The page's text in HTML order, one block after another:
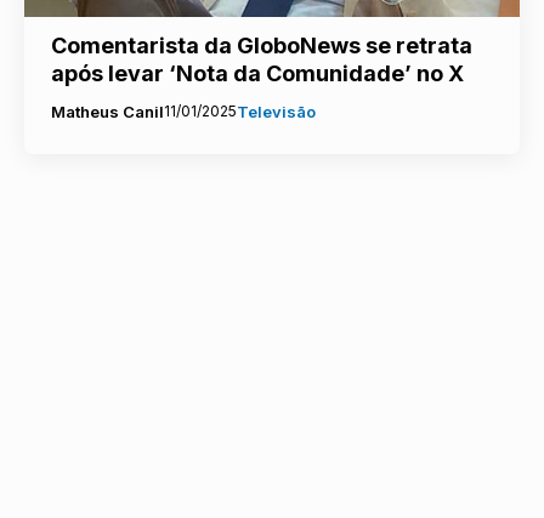
Comentarista da GloboNews se retrata
após levar ‘Nota da Comunidade’ no X
Matheus Canil11/01/2025Televisão